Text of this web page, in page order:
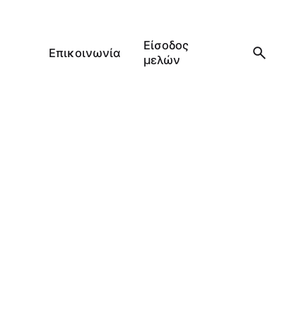
Επικοινωνία
Είσοδος
μελών